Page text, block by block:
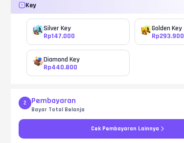
Key
Silver Key
Rp147.000
Golden Key
Rp293.900
Diamond Key
Rp440.800
2 Pembayaran
Bayar Total Belanja
Cek Pembayaran Lainnya